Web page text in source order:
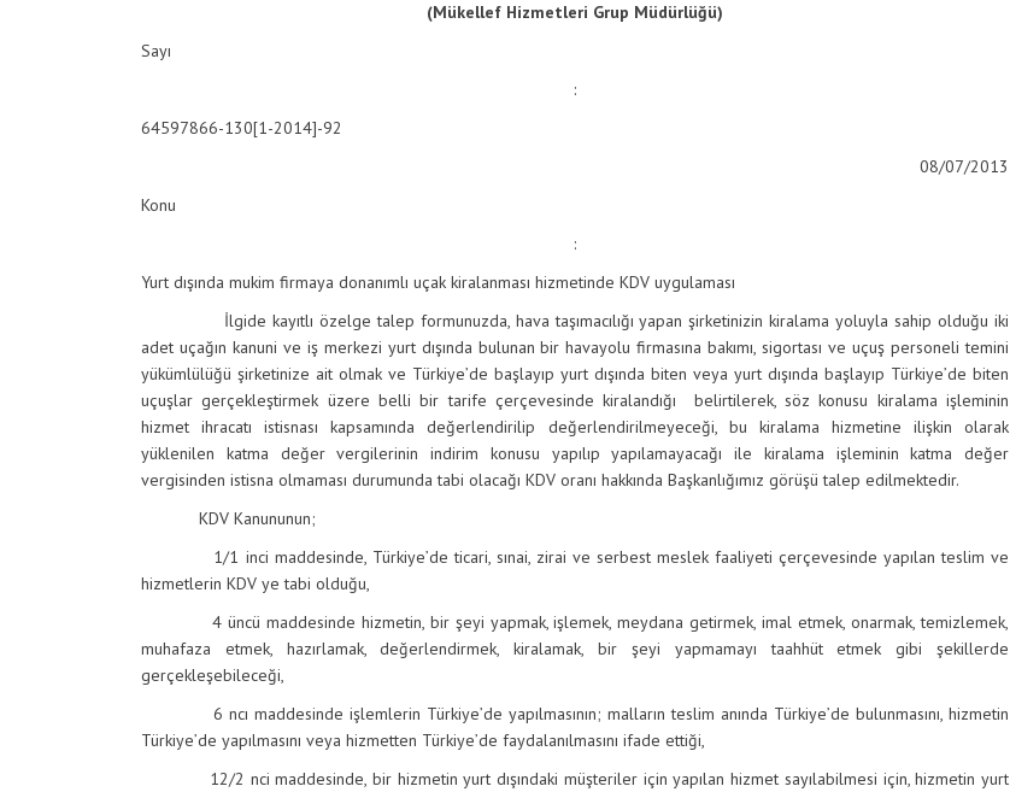
(Mükellef Hizmetleri Grup Müdürlüğü)
Sayı
:
64597866-130[1-2014]-92
08/07/2013
Konu
:
Yurt dışında mukim firmaya donanımlı uçak kiralanması hizmetinde KDV uygulaması
İlgide kayıtlı özelge talep formunuzda, hava taşımacılığı yapan şirketinizin kiralama yoluyla sahip olduğu iki
adet uçağın kanuni ve iş merkezi yurt dışında bulunan bir havayolu firmasına bakımı, sigortası ve uçuş personeli temini
yükümlülüğü şirketinize ait olmak ve Türkiye’de başlayıp yurt dışında biten veya yurt dışında başlayıp Türkiye’de biten
uçuşlar gerçekleştirmek üzere belli bir tarife çerçevesinde kiralandığı belirtilerek, söz konusu kiralama işleminin
hizmet ihracatı istisnası kapsamında değerlendirilip değerlendirilmeyeceği, bu kiralama hizmetine ilişkin olarak
yüklenilen katma değer vergilerinin indirim konusu yapılıp yapılamayacağı ile kiralama işleminin katma değer
vergisinden istisna olmaması durumunda tabi olacağı KDV oranı hakkında Başkanlığımız görüşü talep edilmektedir.
KDV Kanununun;
1/1 inci maddesinde, Türkiye’de ticari, sınai, zirai ve serbest meslek faaliyeti çerçevesinde yapılan teslim ve
hizmetlerin KDV ye tabi olduğu,
4 üncü maddesinde hizmetin, bir şeyi yapmak, işlemek, meydana getirmek, imal etmek, onarmak, temizlemek,
muhafaza etmek, hazırlamak, değerlendirmek, kiralamak, bir şeyi yapmamayı taahhüt etmek gibi şekillerde
gerçekleşebileceği,
6 ncı maddesinde işlemlerin Türkiye’de yapılmasının; malların teslim anında Türkiye’de bulunmasını, hizmetin
Türkiye’de yapılmasını veya hizmetten Türkiye’de faydalanılmasını ifade ettiği,
12/2 nci maddesinde, bir hizmetin yurt dışındaki müşteriler için yapılan hizmet sayılabilmesi için, hizmetin yurt